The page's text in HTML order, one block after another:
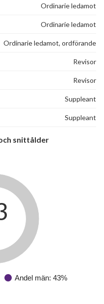
Ordinarie ledamot
Ordinarie ledamot
Ordinarie ledamot, ordförande
Revisor
Revisor
Suppleant
Suppleant
snittålder
Andel män: 43%